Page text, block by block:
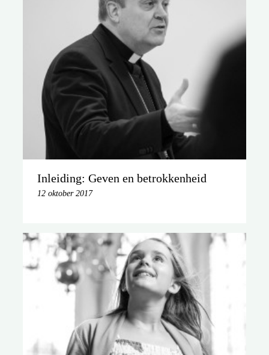
Inleiding: Geven en betrokkenheid
12 oktober 2017